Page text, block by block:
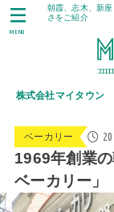
朝霞、志木、新
さをご紹介
株式会社マイタウン
MENU
ベーカリー
1969年創業
ベーカリー」